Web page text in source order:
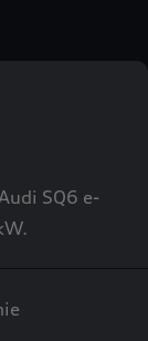
SQ6 e-